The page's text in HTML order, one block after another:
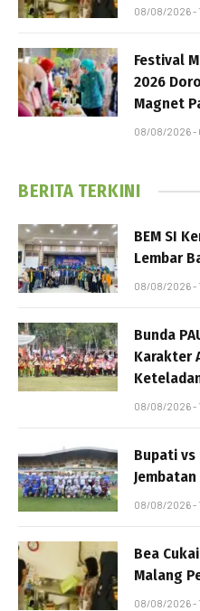
08/08/2026 -
Festival
2026
Magnet
08/08/2026 -
BERITA TERKINI
BEM SI
Lembar
08/08/2026 -
Bunda
Karakter
08/08/2026 -
Bupati vs
08/08/2026 -
Bea
Malang
08/08/2026 -